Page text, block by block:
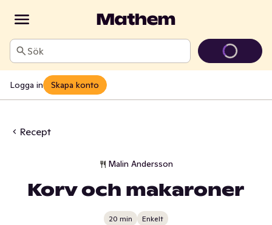
Sök
Logga in Skapa konto
Recept
Malin Andersson
Korv och makaroner
20 min Enkelt